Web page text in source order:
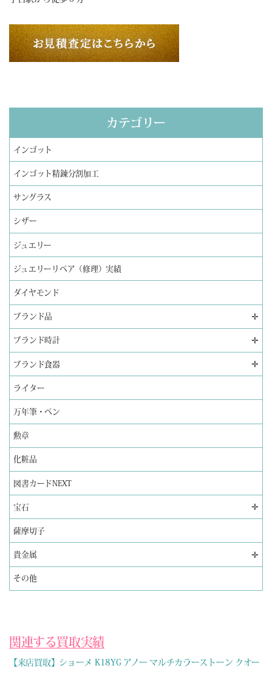
カテゴリー
インゴット
インゴット精錬分割加工
サングラス
シザー
ジュエリー
ジュエリーリペア（修理）実績
ダイヤモンド
ブランド品 ✛
ブランド時計 ✛
ブランド食器 ✛
ライター
万年筆・ペン
勲章
化粧品
図書カードNEXT
宝石 ✛
薩摩切子
貴金属 ✛
その他
関連する買取実績
【来店買取】ショーメ K18YG アノー マルチカラーストーン クオー